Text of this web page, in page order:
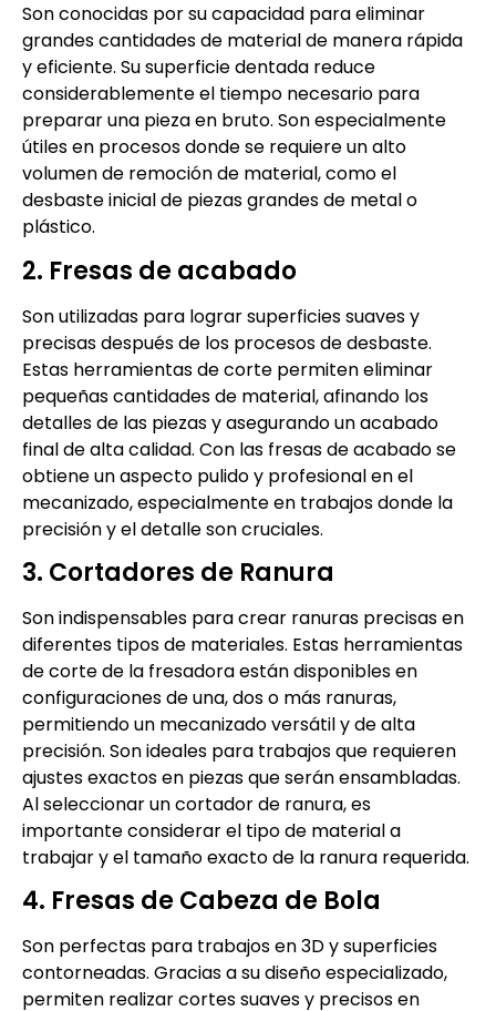
Son conocidas por su capacidad para eliminar
grandes cantidades de material de manera rápida
y eficiente. Su superficie dentada reduce
considerablemente el tiempo necesario para
preparar una pieza en bruto. Son especialmente
útiles en procesos donde se requiere un alto
volumen de remoción de material, como el
desbaste inicial de piezas grandes de metal o
plástico.
2. Fresas de acabado
Son utilizadas para lograr superficies suaves y
precisas después de los procesos de desbaste.
Estas herramientas de corte permiten eliminar
pequeñas cantidades de material, afinando los
detalles de las piezas y asegurando un acabado
final de alta calidad. Con las fresas de acabado se
obtiene un aspecto pulido y profesional en el
mecanizado, especialmente en trabajos donde la
precisión y el detalle son cruciales.
3. Cortadores de Ranura
Son indispensables para crear ranuras precisas en
diferentes tipos de materiales. Estas herramientas
de corte de la fresadora están disponibles en
configuraciones de una, dos o más ranuras,
permitiendo un mecanizado versátil y de alta
precisión. Son ideales para trabajos que requieren
ajustes exactos en piezas que serán ensambladas.
Al seleccionar un cortador de ranura, es
importante considerar el tipo de material a
trabajar y el tamaño exacto de la ranura requerida.
4. Fresas de Cabeza de Bola
Son perfectas para trabajos en 3D y superficies
contorneadas. Gracias a su diseño especializado,
permiten realizar cortes suaves y precisos en